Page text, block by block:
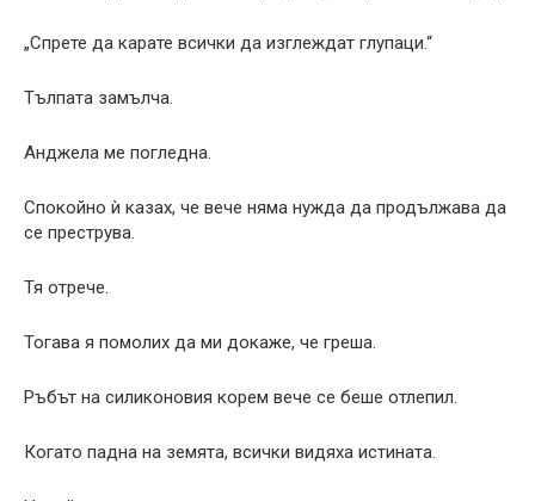
„Спрете да карате всички да изглеждат глупаци.“
Тълпата замълча.
Анджела ме погледна.
Спокойно ѝ казах, че вече няма нужда да продължава да
се преструва.
Тя отрече.
Тогава я помолих да ми докаже, че греша.
Ръбът на силиконовия корем вече се беше отлепил.
Когато падна на земята, всички видяха истината.